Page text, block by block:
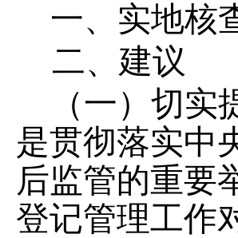
一、 实地核
二、 建议
（一）切实
是贯彻落实中
后监管的重要
登记管理工作